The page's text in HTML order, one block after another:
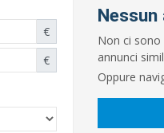
€
€
Non ci
annunci
Oppure